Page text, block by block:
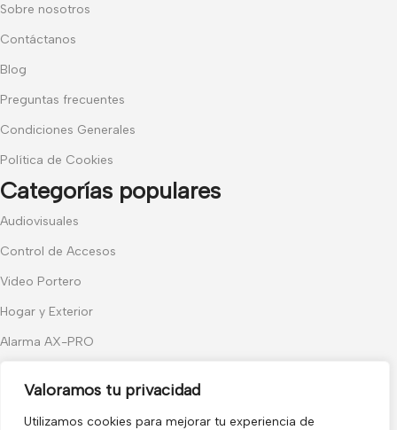
Valoramos tu privacidad
Utilizamos cookies para mejorar tu experiencia de
Sobre nosotros
Contáctanos
Blog
Preguntas frecuentes
Condiciones Generales
Política de Cookies
Categorías populares
Audiovisuales
Control de Accesos
Video Portero
Hogar y Exterior
Alarma AX-PRO
Únete a nuestras novedades